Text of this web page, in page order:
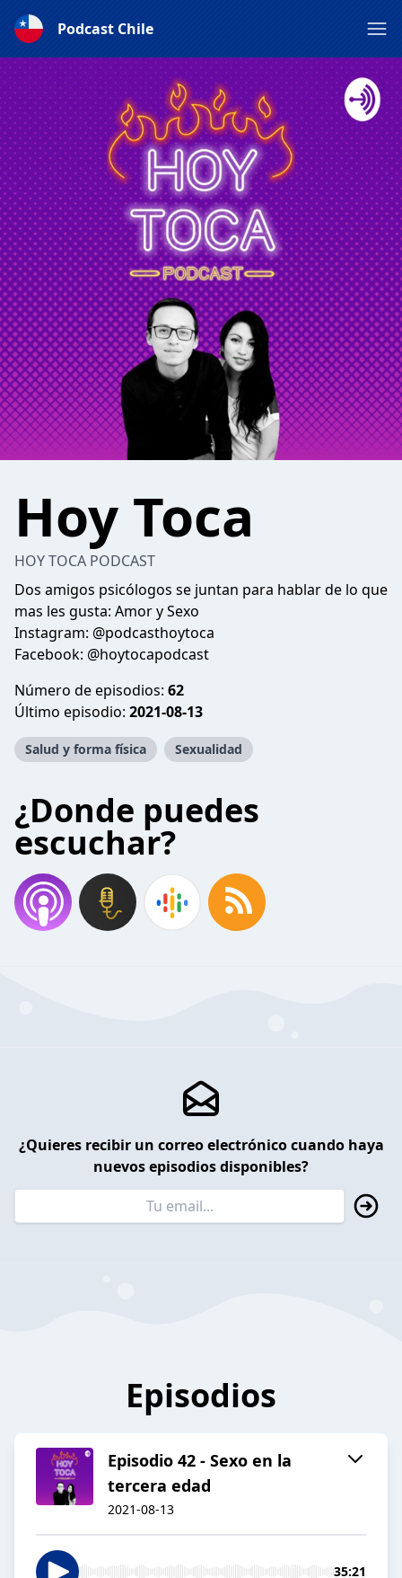
Podcast Chile
Hoy Toca
HOY TOCA PODCAST
Dos amigos psicólogos se juntan para hablar de lo que
mas les gusta: Amor y Sexo
Instagram: @podcasthoytoca
Facebook: @hoytocapodcast
Número de episodios: 62
Último episodio: 2021-08-13
Salud y forma física Sexualidad
¿Donde puedes
escuchar?
¿Quieres recibir un correo electrónico cuando haya
nuevos episodios disponibles?
Episodios
Episodio 42 - Sexo en la
tercera edad
2021-08-13
35:21